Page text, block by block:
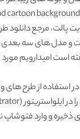
cartoon
پالت، مرجعدانلود
و مدل های سه بعدی
است امیدارویم
استفاده از طرح های
و وارد فتوشاپ